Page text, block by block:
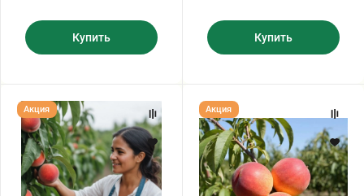
Купить Купить
Персик
"КОЛЛИНЗ"
(срок
созревания
конец
июля
август)
Акция
Персик
"КОНДОР"
ранний
(срок
созревания-
июль)
Акция